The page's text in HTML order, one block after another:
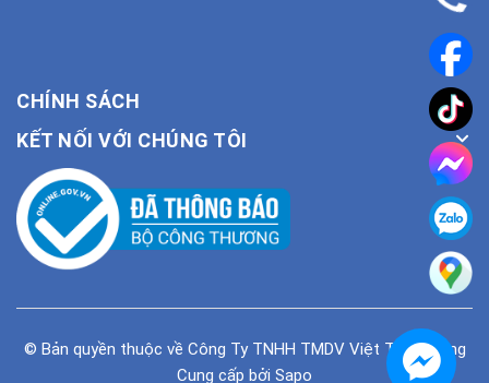
CHÍNH SÁCH
KẾT NỐI VỚI CHÚNG TÔI
© Bản quyền thuộc về Công Ty TNHH TMDV Việt Tiên Phong
Cung cấp bởi Sapo